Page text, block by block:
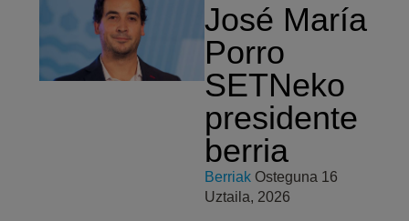
José María
Porro
SETNeko
presidente
berria
Berriak Osteguna 16
Uztaila, 2026